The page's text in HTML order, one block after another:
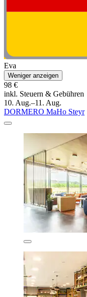
Eva
Weniger anzeigen
98 €
inkl. Steuern & Gebühren
10. Aug.–11. Aug.
DORMERO MaHo Steyr